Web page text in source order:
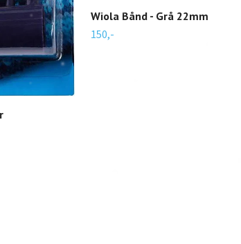
Wiola Bånd - Grå 22mm
150,-